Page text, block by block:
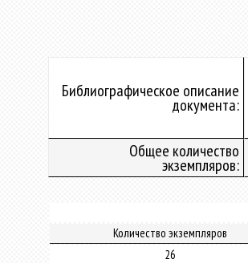
Библиографическое описание
документа:
Общее количество
экземпляров:
Количество экземпляров
26